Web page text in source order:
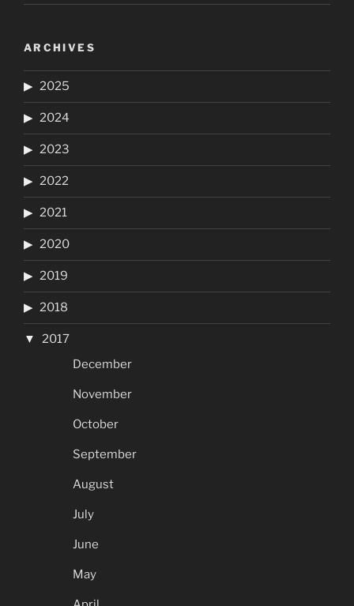
ARCHIVES
2025
2024
2023
2022
2021
2020
2019
2018
2017
December
November
October
September
August
July
June
May